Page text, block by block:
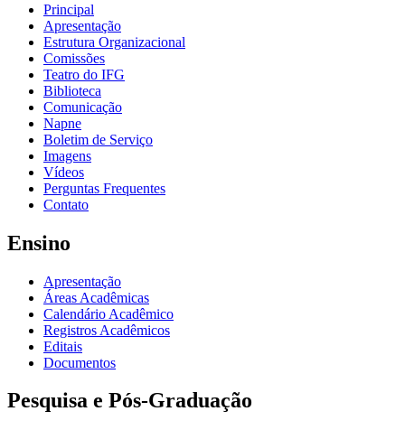
Principal
Apresentação
Estrutura Organizacional
Comissões
Teatro do IFG
Biblioteca
Comunicação
Napne
Boletim de Serviço
Imagens
Vídeos
Perguntas Frequentes
Contato
Ensino
Apresentação
Áreas Acadêmicas
Calendário Acadêmico
Registros Acadêmicos
Editais
Documentos
Pesquisa e Pós-Graduação